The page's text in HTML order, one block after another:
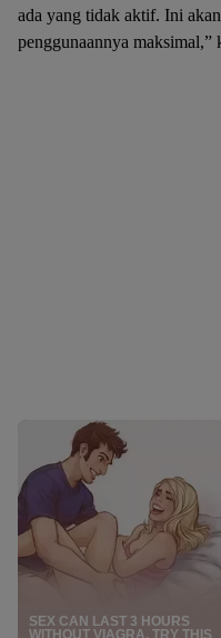
ada yang tidak aktif. Ini
penggunaannya